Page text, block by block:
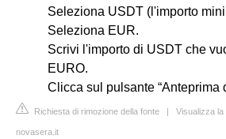
Seleziona USDT (l'importo
Seleziona EUR.
Scrivi l'importo di USDT che
EURO.
Clicca sul pulsante “Anteprima
Richiesta di rimozione della fonte | Visualizza
novasera.it